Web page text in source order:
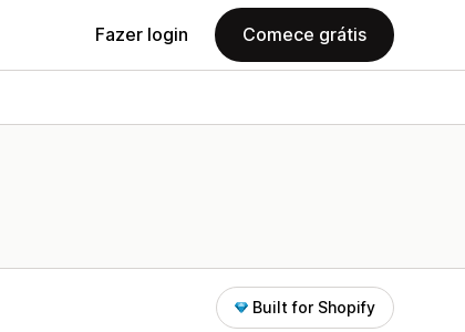
Fazer login Comece grátis
Built for Shopify